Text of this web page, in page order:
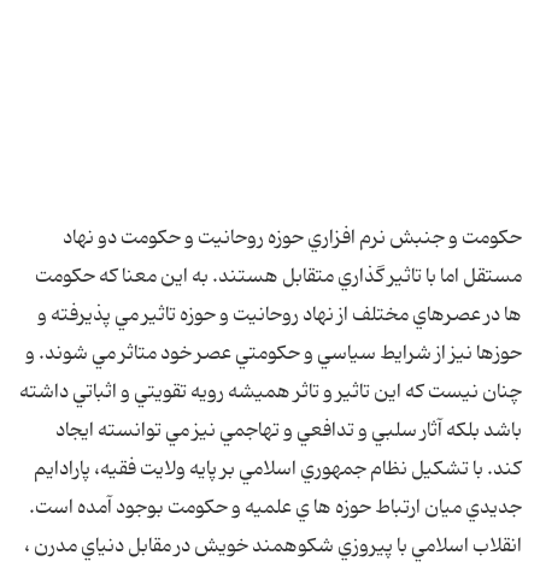
حکومت و جنبش نرم افزاري حوزه روحانيت و حکومت دو نهاد
مستقل اما با تاثير گذاري متقابل هستند. به اين معنا که حکومت
ها در عصرهاي مختلف از نهاد روحانيت و حوزه تاثير مي پذيرفته و
حوزها نيز از شرايط سياسي و حکومتي عصر خود متاثر مي شوند. و
چنان نيست که اين تاثير و تاثر هميشه رويه تقويتي و اثباتي داشته
باشد بلکه آثار سلبي و تدافعي و تهاجمي نيز مي توانسته ايجاد
کند. با تشکيل نظام جمهوري اسلامي بر پايه ولايت فقيه، پارادايم
جديدي ميان ارتباط حوزه ها ي علميه و حکومت بوجود آمده است.
انقلاب اسلامي با پيروزي شکوهمند خويش در مقابل دنياي مدرن ،